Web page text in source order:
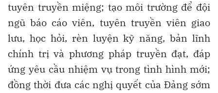
tuyên truyền miệng; tạo môi trường để đội
ngũ báo cáo viên, tuyên truyền viên giao
lưu, học hỏi, rèn luyện kỹ năng, bản lĩnh
chính trị và phương pháp truyền đạt, đáp
ứng yêu cầu nhiệm vụ trong tình hình mới;
đồng thời đưa các nghị quyết của Đảng sớm